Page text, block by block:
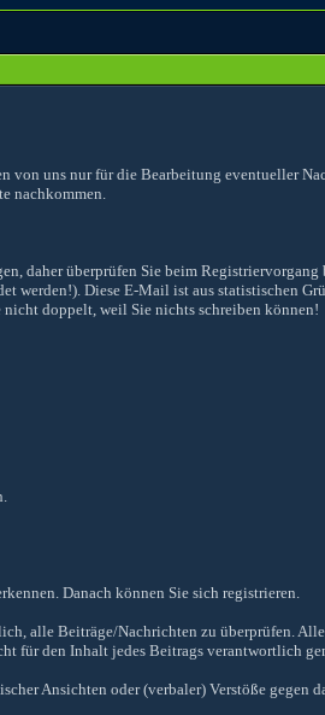
von uns nur für die Bearbeitung eventueller
nachkommen.
daher überprüfen Sie beim Registriervorgang
werden!). Diese E-Mail ist aus statistischen
doppelt, weil Sie nichts schreiben können!
Danach können Sie sich registrieren.
alle Beiträge/Nachrichten zu überprüfen. Alle
für den Inhalt jedes Beitrags verantwortlich
Ansichten oder (verbaler) Verstöße gegen